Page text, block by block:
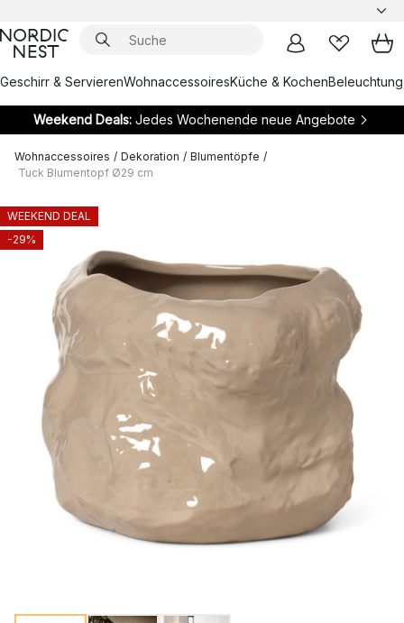
Geschirr & ServierenWohnaccessoiresKüche & KochenBeleuchtung
Weekend Deals:Jedes Wochenende neue Angebote
Wohnaccessoires / Dekoration / Blumentöpfe /
Tuck Blumentopf Ø29 cm
WEEKEND DEAL
-29%